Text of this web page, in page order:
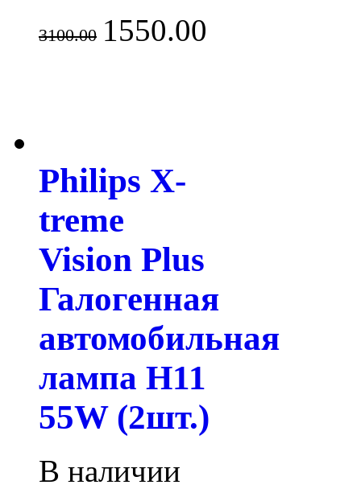
3100.00 1550.00
Philips X-
treme
Vision Plus
Галогенная
автомобильная
лампа H11
55W (2шт.)
В наличии